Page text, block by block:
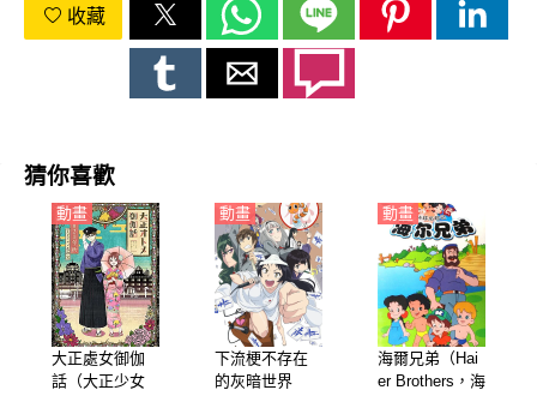
立匡史，可是，起立匡史接下來的操作卻讓口無椿感到有些苦
收藏
猜你喜歡
大正處女御伽
話（大正少女
動畫
下流梗不存在
的灰暗世界
動畫
海爾兄弟（Hai
er Brothers，海
動畫